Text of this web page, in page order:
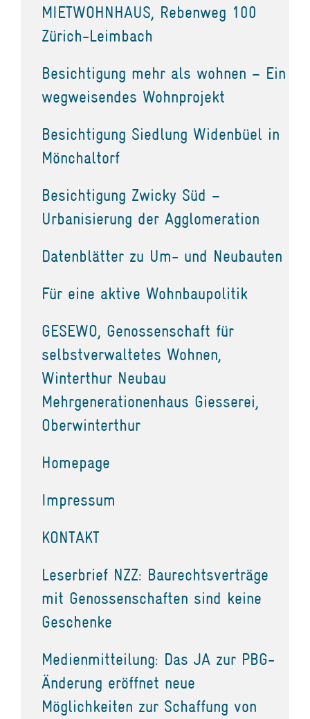
MIETWOHNHAUS, Rebenweg 100
Zürich-Leimbach
Besichtigung mehr als wohnen – Ein
wegweisendes Wohnprojekt
Besichtigung Siedlung Widenbüel in
Mönchaltorf
Besichtigung Zwicky Süd –
Urbanisierung der Agglomeration
Datenblätter zu Um- und Neubauten
Für eine aktive Wohnbaupolitik
GESEWO, Genossenschaft für
selbstverwaltetes Wohnen,
Winterthur Neubau
Mehrgenerationenhaus Giesserei,
Oberwinterthur
Homepage
Impressum
KONTAKT
Leserbrief NZZ: Baurechtsverträge
mit Genossenschaften sind keine
Geschenke
Medienmitteilung: Das JA zur PBG-
Änderung eröffnet neue
Möglichkeiten zur Schaffung von